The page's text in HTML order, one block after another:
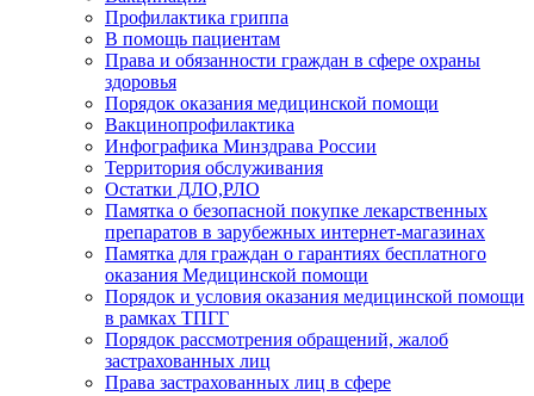
Профилактика гриппа
В помощь пациентам
Права и обязанности граждан в сфере охраны
здоровья
Порядок оказания медицинской помощи
Вакцинопрофилактика
Инфографика Минздрава России
Территория обслуживания
Остатки ДЛО,РЛО
Памятка о безопасной покупке лекарственных
препаратов в зарубежных интернет-магазинах
Памятка для граждан о гарантиях бесплатного
оказания Медицинской помощи
Порядок и условия оказания медицинской помощи
в рамках ТПГГ
Порядок рассмотрения обращений, жалоб
застрахованных лиц
Права застрахованных лиц в сфере